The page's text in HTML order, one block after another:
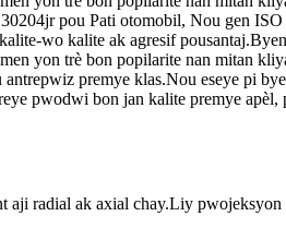
pou Pati otomobil, Nou gen
wo kalite ak agresif
yon trè bon popilarite nan mitan
premye klas.Nou eseye pi
pwodwi bon jan kalite premye
radial ak axial chay.Liy